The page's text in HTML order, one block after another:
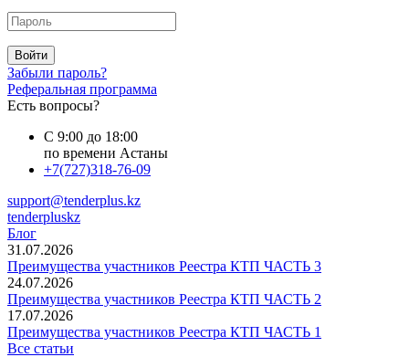
Войти
Забыли пароль?
Реферальная программа
Есть вопросы?
С 9:00 до 18:00
по времени Астаны
+7(727)318-76-09
support@tenderplus.kz
tenderpluskz
Блог
31.07.2026
Преимущества участников Реестра КТП ЧАСТЬ 3
24.07.2026
Преимущества участников Реестра КТП ЧАСТЬ 2
17.07.2026
Преимущества участников Реестра КТП ЧАСТЬ 1
Все статьи